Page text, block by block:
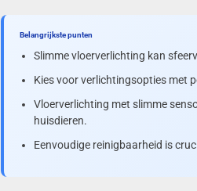
Belangrijkste punten
Slimme vloerverlichting kan
Kies voor verlichtingsopties met
Vloerverlichting met slimme
huisdieren.
Eenvoudige reinigbaarheid is